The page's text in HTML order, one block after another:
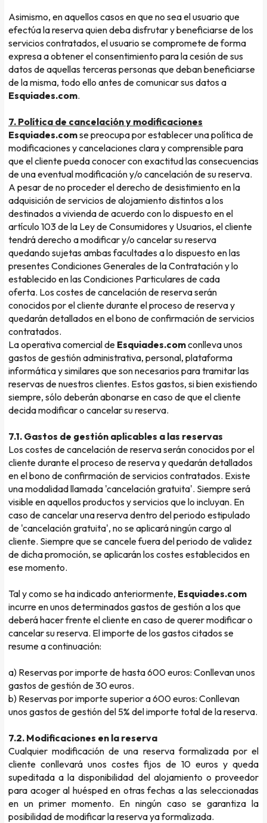
Asimismo, en aquellos casos en que no sea el usuario que
efectúa la reserva quien deba disfrutar y beneficiarse de los
servicios contratados, el usuario se compromete de forma
expresa a obtener el consentimiento para la cesión de sus
datos de aquellas terceras personas que deban beneficiarse
de la misma, todo ello antes de comunicar sus datos a
Esquiades.com.
7. Política de cancelación y modificaciones
Esquiades.comse preocupa por establecer una política de
modificaciones y cancelaciones clara y comprensible para
que el cliente pueda conocer con exactitud las consecuencias
de una eventual modificación y/o cancelación de su reserva.
A pesar de no proceder el derecho de desistimiento en la
adquisición de servicios de alojamiento distintos a los
destinados a vivienda de acuerdo con lo dispuesto en el
artículo 103 de la Ley de Consumidores y Usuarios, el cliente
tendrá derecho a modificar y/o cancelar su reserva
quedando sujetas ambas facultades a lo dispuesto en las
presentes Condiciones Generales de la Contratación y lo
establecido en las Condiciones Particulares de cada
oferta. Los costes de cancelación de reserva serán
conocidos por el cliente durante el proceso de reserva y
quedarán detallados en el bono de confirmación de servicios
contratados.
La operativa comercial de Esquiades.comconlleva unos
gastos de gestión administrativa, personal, plataforma
informática y similares que son necesarios para tramitar las
reservas de nuestros clientes. Estos gastos, si bien existiendo
siempre, sólo deberán abonarse en caso de que el cliente
decida modificar o cancelar su reserva.
7.1. Gastos de gestión aplicables a las reservas
Los costes de cancelación de reserva serán conocidos por el
cliente durante el proceso de reserva y quedarán detallados
en el bono de confirmación de servicios contratados. Existe
una modalidad llamada 'cancelación gratuita'. Siempre será
visible en aquellos productos y servicios que lo incluyan. En
caso de cancelar una reserva dentro del periodo estipulado
de 'cancelación gratuita', no se aplicará ningún cargo al
cliente. Siempre que se cancele fuera del periodo de validez
de dicha promoción, se aplicarán los costes establecidos en
ese momento.
Tal y como se ha indicado anteriormente, Esquiades.com
incurre en unos determinados gastos de gestión a los que
deberá hacer frente el cliente en caso de querer modificar o
cancelar su reserva. El importe de los gastos citados se
resume a continuación:
a) Reservas por importe de hasta 600 euros: Conllevan unos
gastos de gestión de 30 euros.
b) Reservas por importe superior a 600 euros: Conllevan
unos gastos de gestión del 5% del importe total de la reserva.
7.2. Modificaciones en la reserva
Cualquier modificación de una reserva formalizada por el
cliente conllevará unos costes fijos de 10 euros y queda
supeditada a la disponibilidad del alojamiento o proveedor
para acoger al huésped en otras fechas a las seleccionadas
en un primer momento. En ningún caso se garantiza la
posibilidad de modificar la reserva ya formalizada.